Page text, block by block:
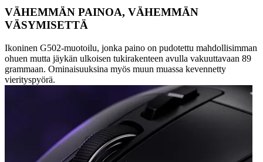
VÄHEMMÄN PAINOA, VÄHEMMÄN
VÄSYMISETTÄ
Ikoninen G502-muotoilu, jonka paino on pudotettu mahdollisimman
ohuen mutta jäykän ulkoisen tukirakenteen avulla vakuuttavaan 89
grammaan. Ominaisuuksina myös muun muassa kevennetty
vierityspyörä.